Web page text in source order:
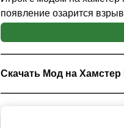
появление озарится
на него и получать
Тем не менее, существо
обнаружен, моб начнёт
Скачать Мод на